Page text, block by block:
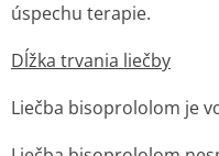
úspechu terapie.
Dĺžka trvania liečby
Liečba bisoprololom je